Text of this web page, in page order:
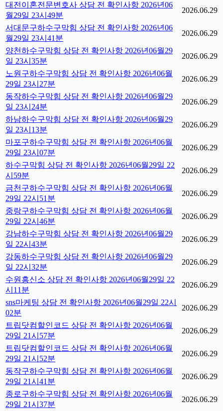
대전이혼전문변호사 상담 전 확인사항 2026년06
월29일 23시49분
2026.06.29
서대문구하수구막힘 상담 전 확인사항 2026년06
월29일 23시41분
2026.06.29
양천하수구막힘 상담 전 확인사항 2026년06월29
일 23시35분
2026.06.29
노원구하수구막힘 상담 전 확인사항 2026년06월
29일 23시27분
2026.06.29
동작하수구막힘 상담 전 확인사항 2026년06월29
일 23시24분
2026.06.29
하남하수구막힘 상담 전 확인사항 2026년06월29
일 23시13분
2026.06.29
마포구하수구막힘 상담 전 확인사항 2026년06월
29일 23시07분
2026.06.29
하수구막힘 상담 전 확인사항 2026년06월29일 22
시59분
2026.06.29
금천구하수구막힘 상담 전 확인사항 2026년06월
29일 22시51분
2026.06.29
중랑구하수구막힘 상담 전 확인사항 2026년06월
29일 22시46분
2026.06.29
강남하수구막힘 상담 전 확인사항 2026년06월29
일 22시43분
2026.06.29
강동하수구막힘 상담 전 확인사항 2026년06월29
일 22시32분
2026.06.29
수원흥신소 상담 전 확인사항 2026년06월29일 22
시11분
2026.06.29
sns마케팅 상담 전 확인사항 2026년06월29일 22시
02분
2026.06.29
트립닷컴할인코드 상담 전 확인사항 2026년06월
29일 21시57분
2026.06.29
트립닷컴할인코드 상담 전 확인사항 2026년06월
29일 21시52분
2026.06.29
동작구하수구막힘 상담 전 확인사항 2026년06월
29일 21시41분
2026.06.29
종로구하수구막힘 상담 전 확인사항 2026년06월
29일 21시37분
2026.06.29